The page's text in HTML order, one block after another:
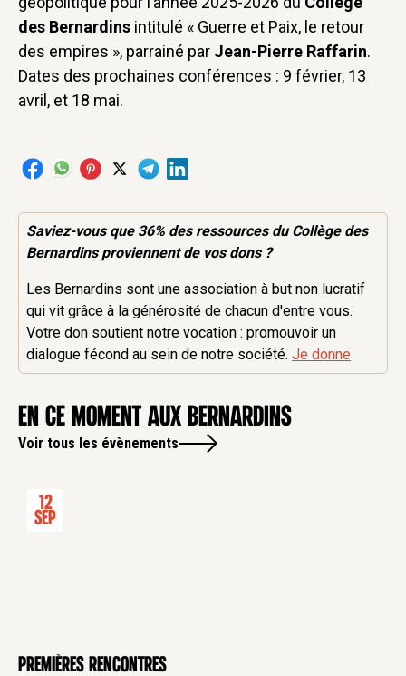
des Bernardins intitulé « Guerre et Paix, le retour
des empires », parrainé par Jean-Pierre Raffarin.
Dates des prochaines conférences : 9 février, 13
avril, et 18 mai.
Saviez-vous que 36% desressourcesdu Collège des
Bernardins proviennent de vos dons ?
Les Bernardins sont une association à but non lucratif
qui vit grâce à la générosité de chacun d'entre vous.
Votre don soutient notre vocation : promouvoir un
dialogue fécond au sein de notre société.Je donne
en ce moment aux Bernardins
Voir tous les évènements
12
Sep
Premières rencontres